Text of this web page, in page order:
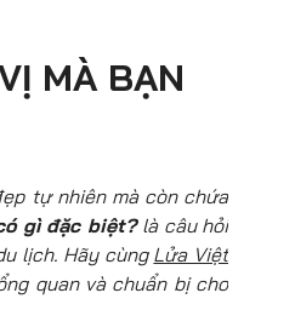
Xem tất cả
MÀ BẠN
tự nhiên mà còn chứa
gì đặc biệt?là câu hỏi
lịch. Hãy cùng Lửa Việt
quan và chuẩn bị cho